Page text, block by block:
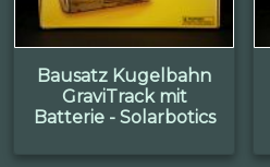
Bausatz Kugelbahn
GraviTrack mit
Batterie - Solarbotics